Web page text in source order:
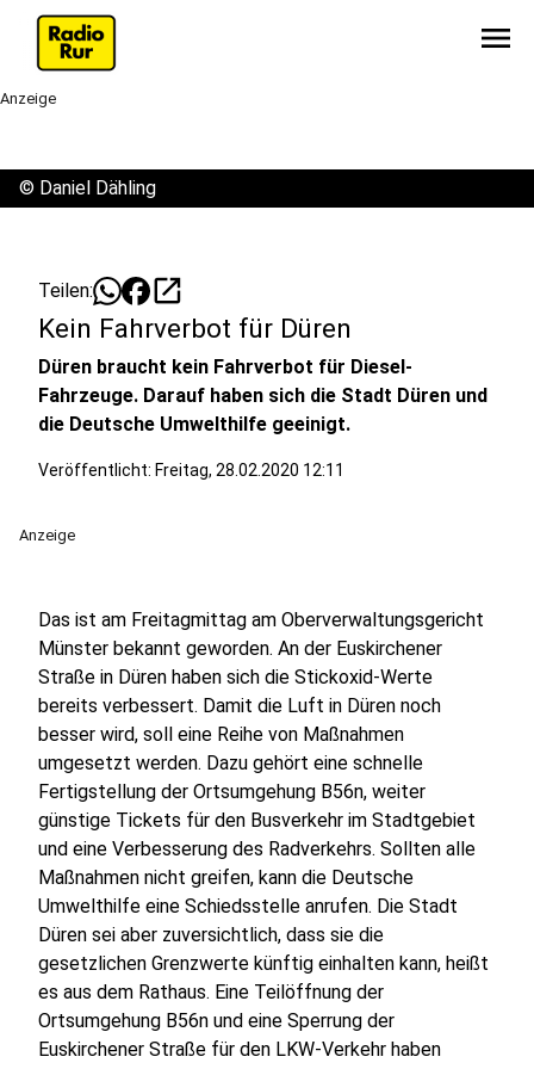
menu
Anzeige
© Daniel Dähling
Teilen: open_in_new
Kein Fahrverbot für Düren
Düren braucht kein Fahrverbot für Diesel-
Fahrzeuge. Darauf haben sich die Stadt Düren und
die Deutsche Umwelthilfe geeinigt.
Veröffentlicht: Freitag, 28.02.2020 12:11
Anzeige
Das ist am Freitagmittag am Oberverwaltungsgericht
Münster bekannt geworden. An der Euskirchener
Straße in Düren haben sich die Stickoxid-Werte
bereits verbessert. Damit die Luft in Düren noch
besser wird, soll eine Reihe von Maßnahmen
umgesetzt werden. Dazu gehört eine schnelle
Fertigstellung der Ortsumgehung B56n, weiter
günstige Tickets für den Busverkehr im Stadtgebiet
und eine Verbesserung des Radverkehrs. Sollten alle
Maßnahmen nicht greifen, kann die Deutsche
Umwelthilfe eine Schiedsstelle anrufen. Die Stadt
Düren sei aber zuversichtlich, dass sie die
gesetzlichen Grenzwerte künftig einhalten kann, heißt
es aus dem Rathaus. Eine Teilöffnung der
Ortsumgehung B56n und eine Sperrung der
Euskirchener Straße für den LKW-Verkehr haben